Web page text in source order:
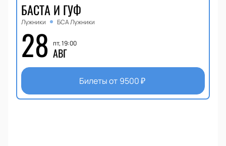
БАСТА И ГУФ
Лужники БСА Лужники
28 пт, 19:00
АВГ
Билеты от 9500₽